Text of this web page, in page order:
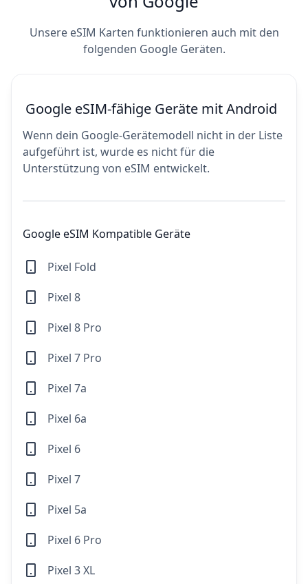
Unsere eSIM Karten funktionieren auch mit den
folgenden Google Geräten.
Google eSIM-fähige Geräte mit Android
Wenn dein Google-Gerätemodell nicht in der Liste
aufgeführt ist, wurde es nicht für die
Unterstützung von eSIM entwickelt.
Google eSIM Kompatible Geräte
Pixel Fold
Pixel 8
Pixel 8 Pro
Pixel 7 Pro
Pixel 7a
Pixel 6a
Pixel 6
Pixel 7
Pixel 5a
Pixel 6 Pro
Pixel 3 XL